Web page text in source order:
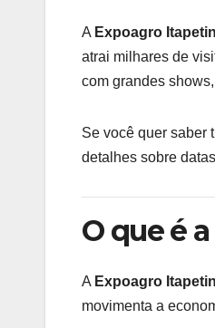
A Expoagro
atrai milhares de
com grandes
Se você quer saber
detalhes sobre
O que é
A Expoagro
movimenta a